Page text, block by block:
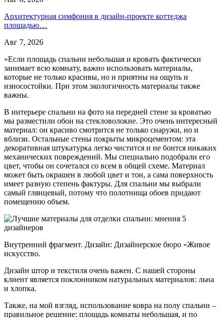
Архитектурная симфония в дизайн-проекте коттеджа
площадью…
Авг 7, 2026
«Если площадь спальни небольшая и кровать фактически
занимает всю комнату, важно использовать материалы,
которые не только красивы, но и приятны на ощупь и
износостойки. При этом экологичность материалы также
важны.
В интерьере спальни на фото на передней стене за кроватью
мы разместили обои на стекловолокне. Это очень интересный
материал: он красиво смотрится не только снаружи, но и
вблизи. Остальные стены покрыты микроцементом: эта
декоративная штукатурка легко чистится и не боится никаких
механических повреждений. Мы специально подобрали его
цвет, чтобы он сочетался со всем в общей схеме. Материал
может быть окрашен в любой цвет и тон, а сама поверхность
имеет разную степень фактуры. Для спальни мы выбрали
самый глянцевый, потому что полотнища обоев придают
помещению объем.
Внутренний фрагмент. Дизайн: Дизайнерское бюро «Живое
искусство.
Дизайн штор и текстиля очень важен. С нашей стороны
клиент является поклонником натуральных материалов: льна
и хлопка.
Также, на мой взгляд, использование ковра на полу спальни –
правильное решение: площадь комнаты небольшая, и по